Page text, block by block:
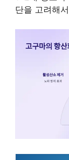
단을 고려해